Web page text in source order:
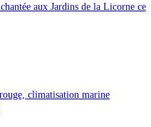
aux Jardins de la Licorne ce
climatisation marine